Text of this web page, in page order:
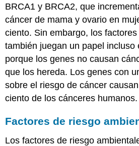
BRCA1 y BRCA2, que
cáncer de mama y ovario en
ciento. Sin embargo, los
también juegan un papel incluso
porque los genes no causan
que los hereda. Los genes con
sobre el riesgo de cáncer
ciento de los cánceres humanos.
Factores de riesgo
Los factores de riesgo